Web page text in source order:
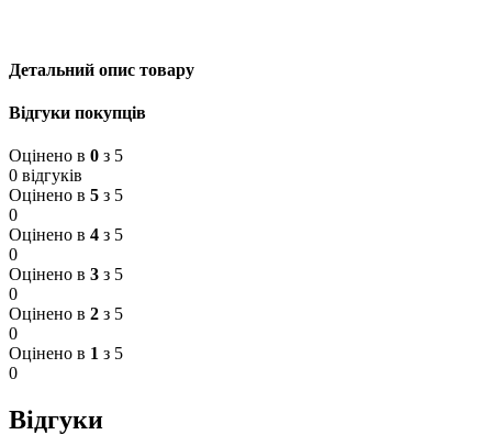
Детальний опис товару
Відгуки покупців
Оцінено в 0 з 5
0 відгуків
Оцінено в 5 з 5
0
Оцінено в 4 з 5
0
Оцінено в 3 з 5
0
Оцінено в 2 з 5
0
Оцінено в 1 з 5
0
Відгуки